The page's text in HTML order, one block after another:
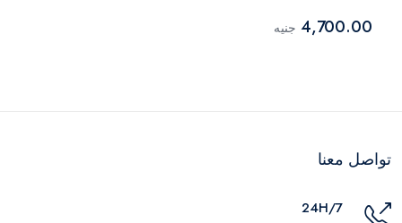
4,700.00 جنيه
تواصل معنا
24H/7